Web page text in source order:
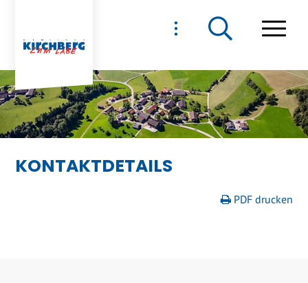
NAVIGIEREN IN
KONTAKTDETAILS
PDF drucken